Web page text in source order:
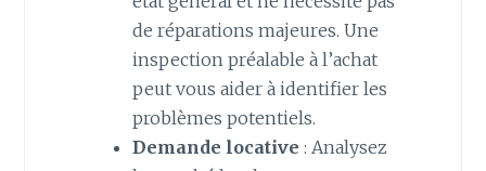
de réparations majeures. Une
inspection préalable à l’achat
peut vous aider à identifier les
problèmes potentiels.
Demande locative : Analysez